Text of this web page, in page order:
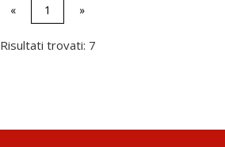
« 1 »
Risultati trovati: 7